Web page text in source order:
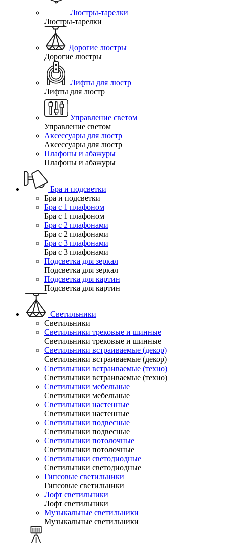
Люстры-тарелки
Люстры-тарелки
Дорогие люстры
Дорогие люстры
Лифты для люстр
Лифты для люстр
Управление светом
Управление светом
Аксессуары для люстр
Аксессуары для люстр
Плафоны и абажуры
Плафоны и абажуры
Бра и подсветки
Бра и подсветки
Бра с 1 плафоном
Бра с 1 плафоном
Бра с 2 плафонами
Бра с 2 плафонами
Бра с 3 плафонами
Бра с 3 плафонами
Подсветка для зеркал
Подсветка для зеркал
Подсветка для картин
Подсветка для картин
Светильники
Светильники
Светильники трековые и шинные
Светильники трековые и шинные
Светильники встраиваемые (декор)
Светильники встраиваемые (декор)
Светильники встраиваемые (техно)
Светильники встраиваемые (техно)
Светильники мебельные
Светильники мебельные
Светильники настенные
Светильники настенные
Светильники подвесные
Светильники подвесные
Светильники потолочные
Светильники потолочные
Светильники светодиодные
Светильники светодиодные
Гипсовые светильники
Гипсовые светильники
Лофт светильники
Лофт светильники
Музыкальные светильники
Музыкальные светильники